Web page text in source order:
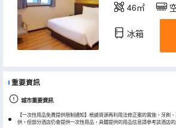
46㎡
冰箱
重要資訊
城市重要資訊
【一次性用品免費提供限制通知】根據資源再利用法修正案的實施，牙刷
供。但部分酒店仍會提供一次性用品，具體提供的用品信息請參考該酒店